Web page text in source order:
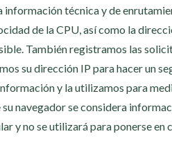
información técnica y de
de la CPU, así como la
También registramos las
su dirección IP para hacer un
y la utilizamos para
navegador se considera
y no se utilizará para ponerse en